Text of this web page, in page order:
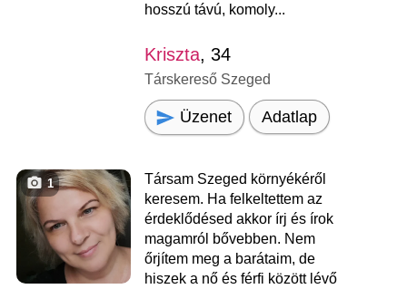
hosszú távú, komoly...
Kriszta, 34
Társkereső Szeged
Üzenet Adatlap
1
Társam Szeged környékéről
keresem. Ha felkeltettem az
érdeklődésed akkor írj és írok
magamról bővebben. Nem
őrjítem meg a barátaim, de
hiszek a nő és férfi között lévő